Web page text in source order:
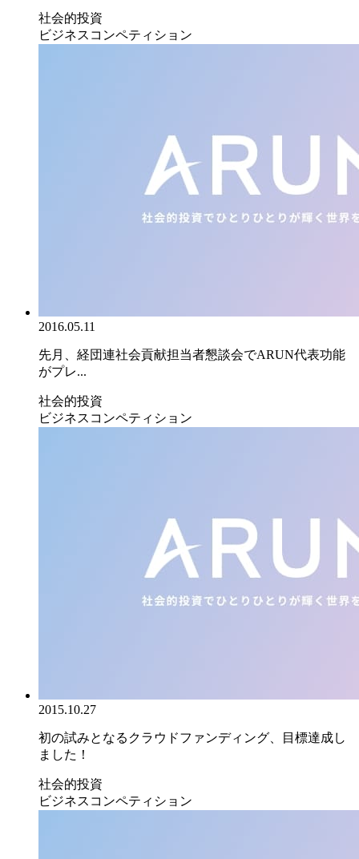
社会的投資
ビジネスコンペティション
2016.05.11
先月、経団連社会貢献担当者懇談会でARUN代表功能
がプレ...
社会的投資
ビジネスコンペティション
2015.10.27
初の試みとなるクラウドファンディング、目標達成し
ました！
社会的投資
ビジネスコンペティション